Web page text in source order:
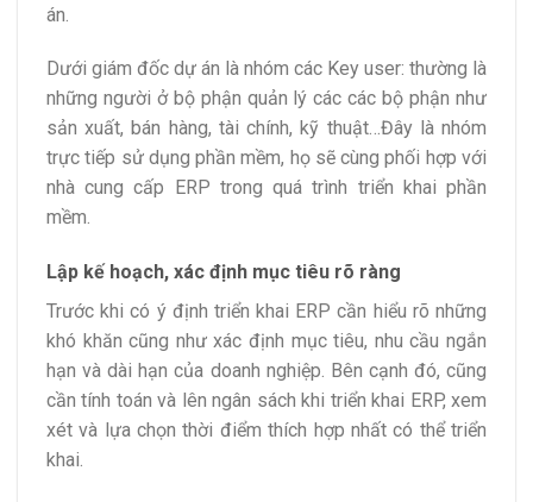
án.
Dưới giám đốc dự án là nhóm các Key user: thường là
những người ở bộ phận quản lý các các bộ phận như
sản xuất, bán hàng, tài chính, kỹ thuật…Đây là nhóm
trực tiếp sử dụng phần mềm, họ sẽ cùng phối hợp với
nhà cung cấp ERP trong quá trình triển khai phần
mềm.
Lập kế hoạch, xác định mục tiêu rõ ràng
Trước khi có ý định triển khai ERP cần hiểu rõ những
khó khăn cũng như xác định mục tiêu, nhu cầu ngắn
hạn và dài hạn của doanh nghiệp. Bên cạnh đó, cũng
cần tính toán và lên ngân sách khi triển khai ERP, xem
xét và lựa chọn thời điểm thích hợp nhất có thể triển
khai.